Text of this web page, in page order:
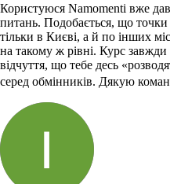
Користуюся Namomenti вже
питань. Подобається, що
тільки в Києві, а й по інших
на такому ж рівні. Курс
відчуття, що тебе десь
серед обмінників. Дякую